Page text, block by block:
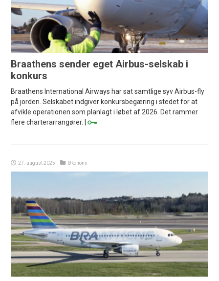
Braathens sender eget Airbus-selskab i
konkurs
Braathens International Airways har sat samtlige syv Airbus-fly
på jorden. Selskabet indgiver konkursbegæring i stedet for at
afvikle operationen som planlagt i løbet af 2026. Det rammer
flere charterarrangører. |
27. august 2025 Økonomi